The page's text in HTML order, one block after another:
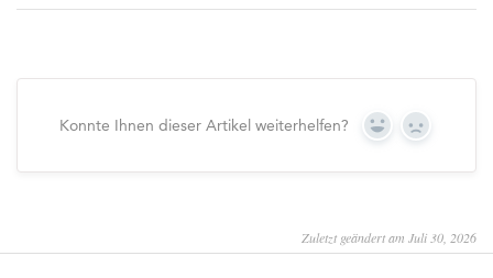
Konnte Ihnen dieser Artikel weiterhelfen? Yes No
Zuletzt geändert am Juli 30, 2026